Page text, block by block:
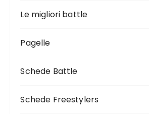
Le migliori battle
Pagelle
Schede Battle
Schede Freestylers